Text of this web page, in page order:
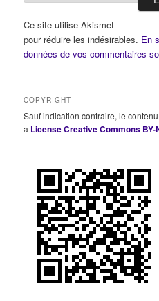
Ce site utilise Akismet
pour réduire les indésirables. En
données de vos commentaires
COPYRIGHT
Sauf indication contraire, le
a License Creative Commons BY-